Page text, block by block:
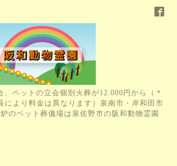
ペットの立会個別火葬が12.000円から（＊
により料金は異なります）泉南市・岸和田市
のペット葬儀場は泉佐野市の阪和動物霊園